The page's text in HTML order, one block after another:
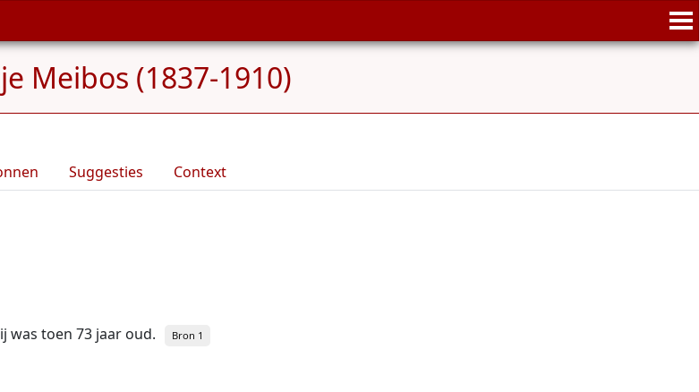
Meibos (1837-1910)
Suggesties Context
was toen 73 jaar oud. Bron 1